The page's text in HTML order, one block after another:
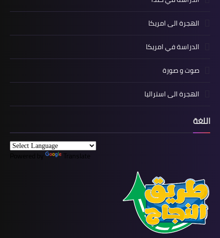
الهجرة الى امريكا
الدراسة في امريكا
صوت و صورة
الهجرة الى استراليا
اللغة
Powered by Translate